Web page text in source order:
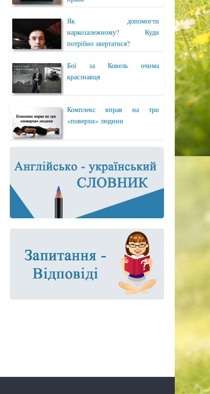
Як допомогти
наркозалежному? Куди
потрібно звертатися?
Бої за Ковель очима
краєзнавця
Комплекс вправ на три
«поверхи» людини